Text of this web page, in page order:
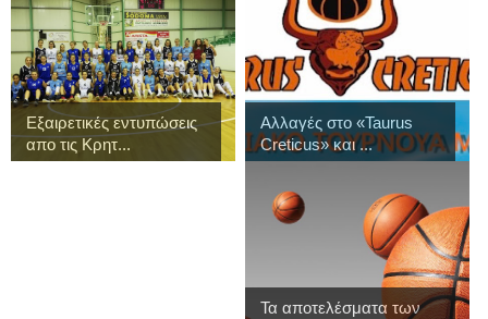
Εξαιρετικές εντυπώσεις
απο τις Κρητ...
Αλλαγές στο «Taurus
Creticus» και ...
Τα αποτελέσματα των